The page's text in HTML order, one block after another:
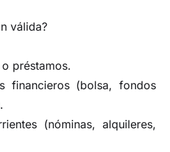
válida?
préstamos.
financieros (bolsa, fondos
(nóminas, alquileres,